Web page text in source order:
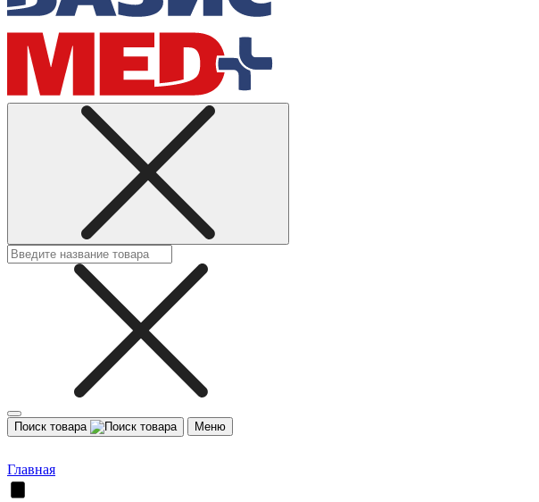
Поиск товара Меню
Главная